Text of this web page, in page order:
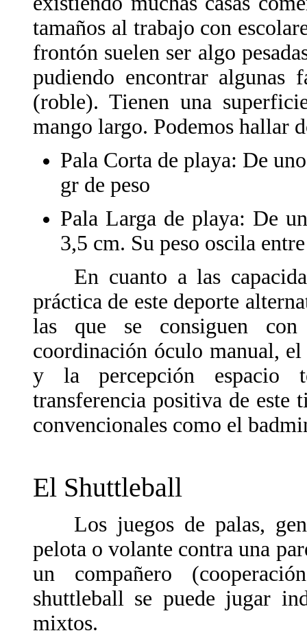
tamaños al trabajo con
frontón suelen ser algo
pudiendo encontrar algunas
(roble). Tienen una
mango largo. Podemos hallar
Pala Corta de playa: De
gr de peso
Pala Larga de playa: De
3,5 cm. Su peso oscila
En cuanto a las
práctica de este deporte
las que se consiguen
coordinación óculo manual,
y la percepción espacio
transferencia positiva de este
convencionales como el
El Shuttleball
Los juegos de palas,
pelota o volante contra una
un compañero
shuttleball se puede jugar
mixtos.